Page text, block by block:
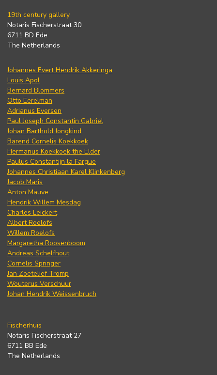
19th century gallery
Notaris Fischerstraat 30
6711 BD Ede
The Netherlands
Johannes Evert Hendrik Akkeringa
Louis Apol
Bernard Blommers
Otto Eerelman
Adrianus Eversen
Paul Joseph Constantin Gabriel
Johan Barthold Jongkind
Barend Cornelis Koekkoek
Hermanus Koekkoek the Elder
Paulus Constantijn la Fargue
Johannes Christiaan Karel Klinkenberg
Jacob Maris
Anton Mauve
Hendrik Willem Mesdag
Charles Leickert
Albert Roelofs
Willem Roelofs
Margaretha Roosenboom
Andreas Schelfhout
Cornelis Springer
Jan Zoetelief Tromp
Wouterus Verschuur
Johan Hendrik Weissenbruch
Fischerhuis
Notaris Fischerstraat 27
6711 BB Ede
The Netherlands